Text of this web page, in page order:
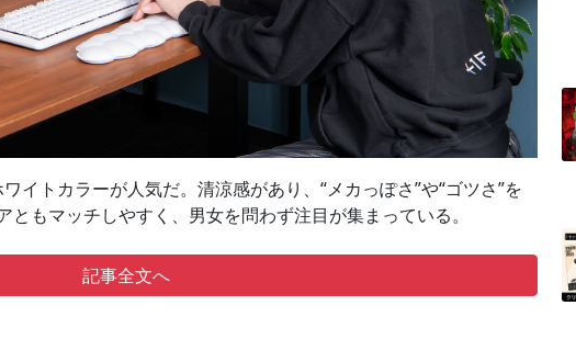
イトカラーが人気だ。清涼感があり、“メカっぽさ”や“ゴツさ”を
もマッチしやすく、男女を問わず注目が集まっている。
記事全文へ